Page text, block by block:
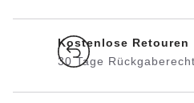
Kostenlose Retouren
30 Tage Rückgaberecht